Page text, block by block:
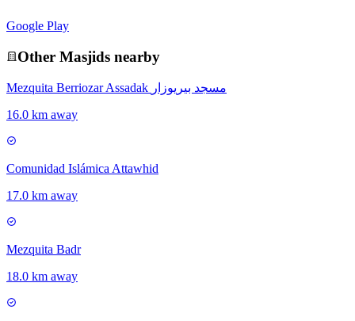
Google Play
Other Masjids nearby
Mezquita Berriozar Assadak مسجد بيريوزار
16.0 km away
Comunidad Islámica Attawhid
17.0 km away
Mezquita Badr
18.0 km away